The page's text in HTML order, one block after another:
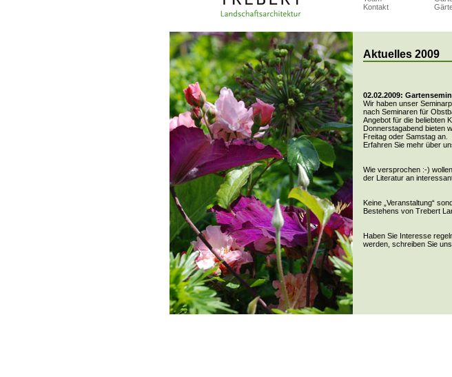
Kontakt
Aktuelles 2009
02.02.2009:
Wir haben unser
nach Seminaren für
Angebot für die beliebten
Donnerstagabend bieten
Freitag oder Samstag an.
Erfahren Sie mehr über
Wie versprochen :-)
der Literatur an
Keine „Veranstaltung“
Bestehens von Trebert
Haben Sie Interesse
werden, schreiben Sie